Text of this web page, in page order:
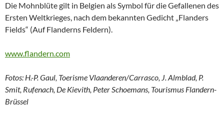
Die Mohnblüte gilt in Belgien als Symbol für die Gefallenen des
Ersten Weltkrieges, nach dem bekannten Gedicht „Flanders
Fields“ (Auf Flanderns Feldern).
www.flandern.com
Fotos: H.-P. Gaul, Toerisme Vlaanderen/Carrasco, J. Almblad, P.
Smit, Rufenach, De Kievith, Peter Schoemans, Tourismus Flandern-
Brüssel